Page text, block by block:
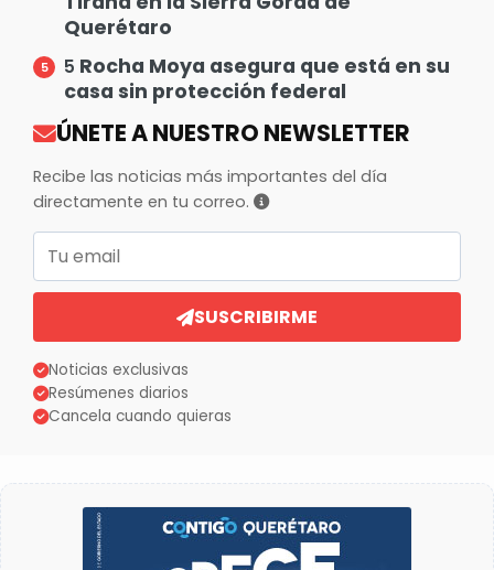
Querétaro
5 Rocha Moya asegura que está en su
casa sin protección federal
ÚNETE A NUESTRO NEWSLETTER
Recibe las noticias más importantes del día
directamente en tu correo.
Correo electrónico
SUSCRIBIRME
Noticias exclusivas
Resúmenes diarios
Cancela cuando quieras